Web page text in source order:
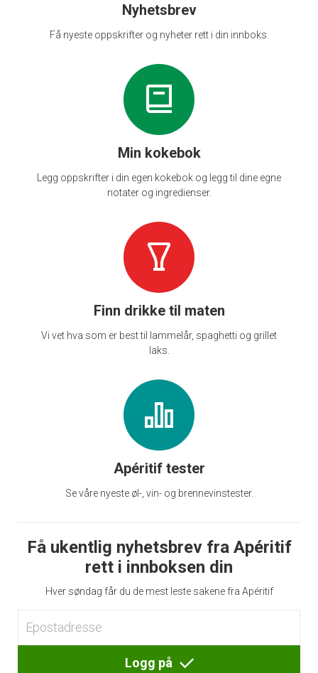
Nyhetsbrev
Få nyeste oppskrifter og nyheter rett i din innboks.
Min kokebok
Legg oppskrifter i din egen kokebok og legg til dine egne
notater og ingredienser.
Finn drikke til maten
Vi vet hva som er best til lammelår, spaghetti og grillet
laks.
Apéritif tester
Se våre nyeste øl-, vin- og brennevinstester.
Få ukentlig nyhetsbrev fra Apéritif
rett i innboksen din
Hver søndag får du de mest leste sakene fra Apéritif
Logg på